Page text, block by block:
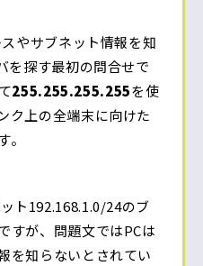
やサブネット情報を知
を探す最初の問合せで
255.255.255.255を使
ク上の全端末に向けた
ト192.168.1.0/24のブ
すが、問題文ではPCは
を知らないとされてい